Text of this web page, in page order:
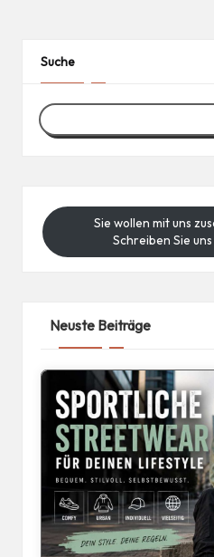
Suche
Sie wollen mit uns
Schreiben Sie
Neuste Beiträge